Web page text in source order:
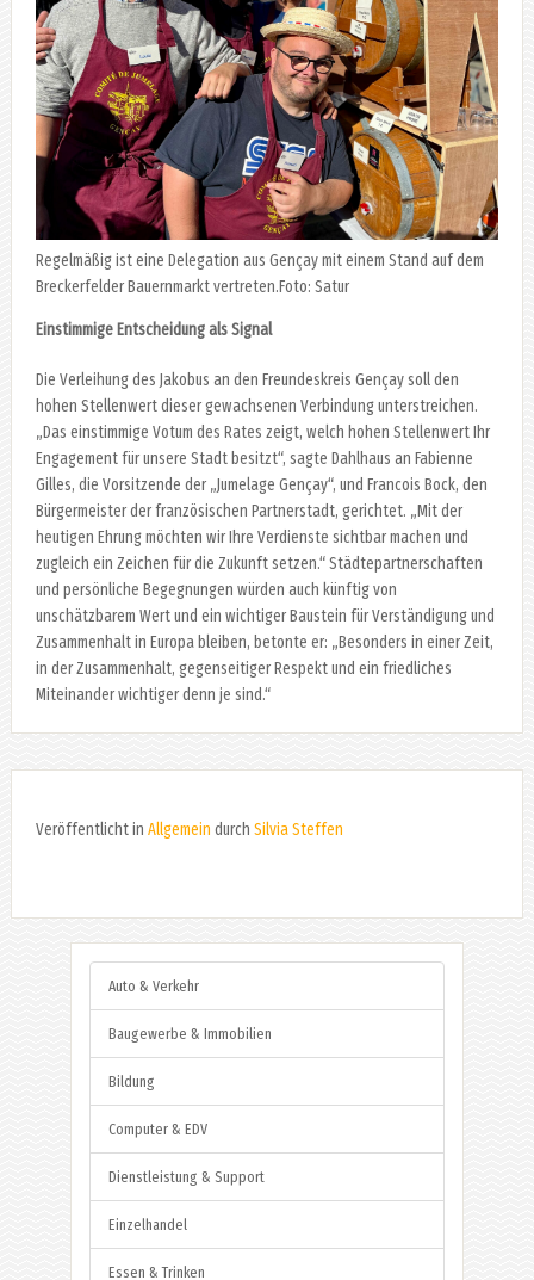
Regelmäßig ist eine Delegation aus Gençay mit einem Stand auf dem
Breckerfelder Bauernmarkt vertreten.Foto: Satur
Einstimmige Entscheidung als Signal
Die Verleihung des Jakobus an den Freundeskreis Gençay soll den
hohen Stellenwert dieser gewachsenen Verbindung unterstreichen.
„Das einstimmige Votum des Rates zeigt, welch hohen Stellenwert Ihr
Engagement für unsere Stadt besitzt“, sagte Dahlhaus an Fabienne
Gilles, die Vorsitzende der „Jumelage Gençay“, und Francois Bock, den
Bürgermeister der französischen Partnerstadt, gerichtet. „Mit der
heutigen Ehrung möchten wir Ihre Verdienste sichtbar machen und
zugleich ein Zeichen für die Zukunft setzen.“ Städtepartnerschaften
und persönliche Begegnungen würden auch künftig von
unschätzbarem Wert und ein wichtiger Baustein für Verständigung und
Zusammenhalt in Europa bleiben, betonte er: „Besonders in einer Zeit,
in der Zusammenhalt, gegenseitiger Respekt und ein friedliches
Miteinander wichtiger denn je sind.“
Veröffentlicht in Allgemein durch Silvia Steffen
Auto & Verkehr
Baugewerbe & Immobilien
Bildung
Computer & EDV
Dienstleistung & Support
Einzelhandel
Essen & Trinken